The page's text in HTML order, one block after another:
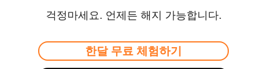
걱정마세요. 언제든 해지 가능합니다.
한달 무료 체험하기